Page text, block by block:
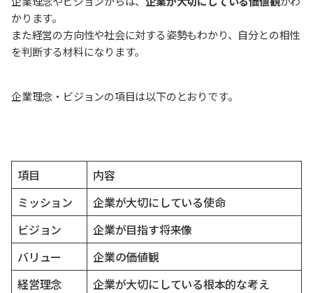
かります。
また経営の方向性や社会に対する姿勢もわかり、自分との相性
を判断する材料になります。
企業理念・ビジョンの項目は以下のとおりです。
項目
内容
ミッション
企業が大切にしている使命
ビジョン
企業が目指す将来像
バリュー
企業の価値観
経営理念
企業が大切にしている根本的な考え